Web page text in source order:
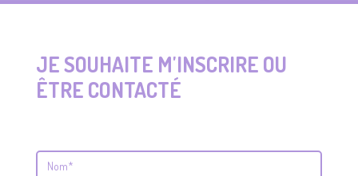
JE SOUHAITE M'INSCRIRE OU
ÊTRE CONTACTÉ